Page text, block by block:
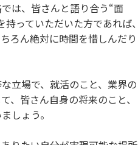
は、皆さんと語り合う“面
っていただいた方であれば、
ろん絶対に時間を惜しんだり
立場で、就活のこと、業界の
、皆さん自身の将来のこと、
しょう。